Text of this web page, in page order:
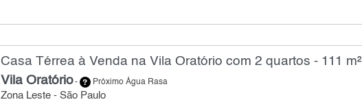
Casa Térrea à Venda na Vila Oratório com 2 quartos - 111 m²
Vila Oratório- Próximo Água Rasa
Zona Leste - São Paulo